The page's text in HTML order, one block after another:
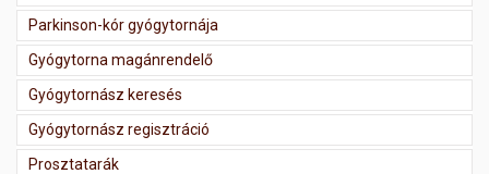
Parkinson-kór gyógytornája
Gyógytorna magánrendelő
Gyógytornász keresés
Gyógytornász regisztráció
Prosztatarák